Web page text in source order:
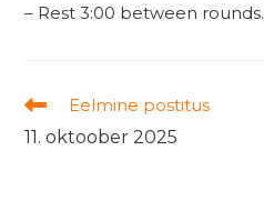
– Rest 3:00 between rounds.
Read
more
articles
Eelmine postitus
11. oktoober 2025